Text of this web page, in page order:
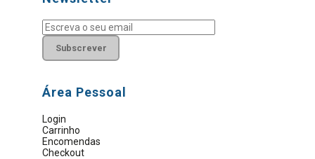
Subscrever
Área Pessoal
Login
Carrinho
Encomendas
Checkout